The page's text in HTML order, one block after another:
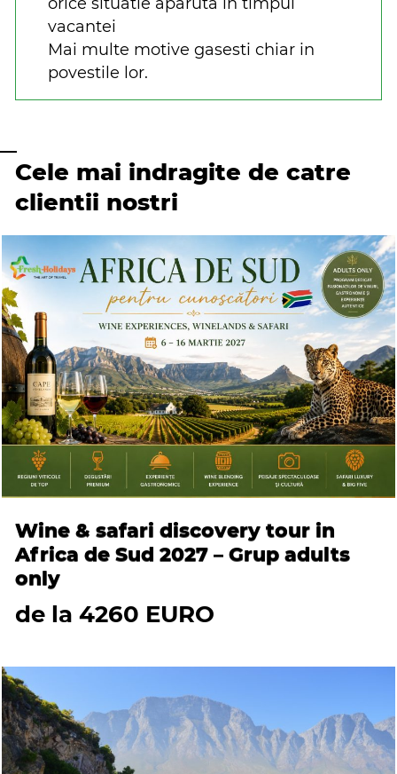
vacantei
Mai multe motive gasesti chiar in
povestile lor.
Cele mai indragite de catre
clientii nostri
Wine & safari discovery tour in
Africa de Sud 2027 – Grup adults
only
de la 4260 EURO